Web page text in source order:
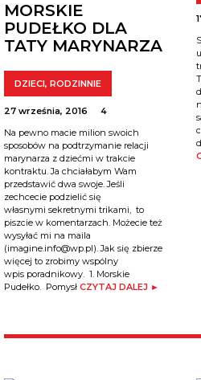
MORSKIE
PUDEŁKO DLA
TATY MARYNARZA
DZIECI, RODZINNIE
27 września, 2016
4
Na pewno macie milion swoich
sposobów na podtrzymanie relacji
marynarza z dziećmi w trakcie
kontraktu. Ja chciałabym Wam
przedstawić dwa swoje. Jeśli
zechcecie podzielić się
własnymi sekretnymi trikami, to
piszcie w komentarzach. Możecie też
wysyłać mi na maila
(imagine.info@wp.pl). Jak się zbierze
więcej to zrobimy wspólny
wpis poradnikowy. 1. Morskie
Pudełko. Pomysł CZYTAJ DALEJ ►